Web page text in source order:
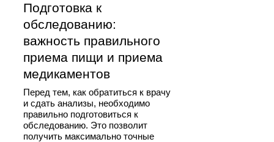
Подготовка к
обследованию:
важность правильного
приема пищи и приема
медикаментов
Перед тем, как обратиться к врачу
и сдать анализы, необходимо
правильно подготовиться к
обследованию. Это позволит
получить максимально точные